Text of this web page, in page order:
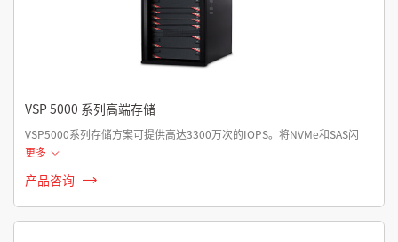
VSP 5000 系列高端存储
VSP5000系列存储方案可提供高达3300万次的IOPS。将NVMe和SAS闪
更多
产品咨询